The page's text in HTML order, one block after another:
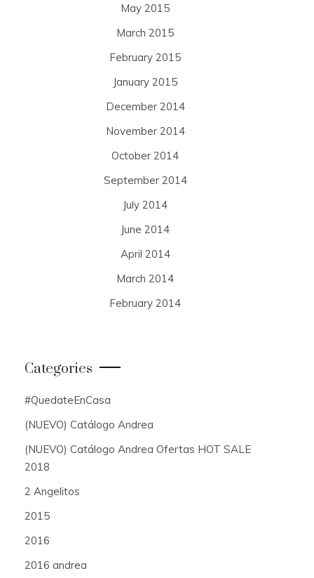
May 2015
March 2015
February 2015
January 2015
December 2014
November 2014
October 2014
September 2014
July 2014
June 2014
April 2014
March 2014
February 2014
Categories
#QuedateEnCasa
(NUEVO) Catálogo Andrea
(NUEVO) Catálogo Andrea Ofertas HOT SALE
2018
2 Angelitos
2015
2016
2016 andrea